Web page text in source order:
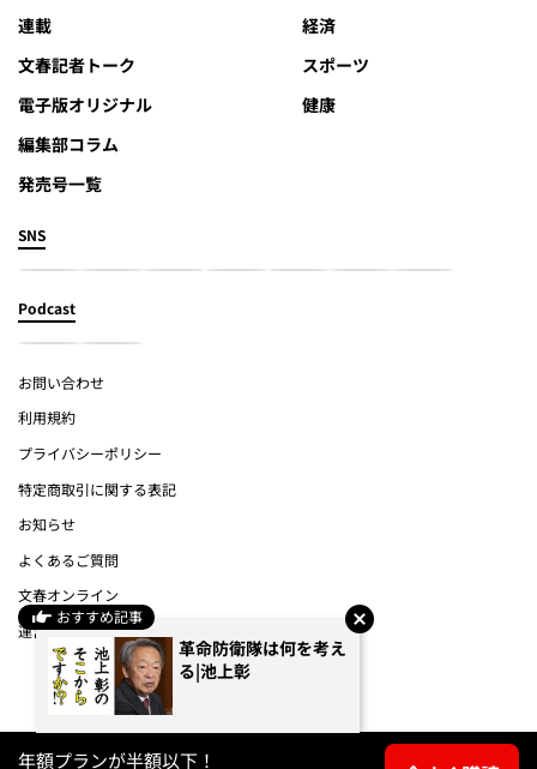
おすすめ記事
革命防衛隊は何を考え
る|池上彰
連載
文春記者トーク
電子版オリジナル
編集部コラム
発売号一覧
経済
スポーツ
健康
SNS
Podcast
お問い合わせ
利用規約
プライバシーポリシー
特定商取引に関する表記
お知らせ
よくあるご質問
文春オンライン
運営会社
(c) Bungeishunju Ltd.
年額プランが半額以下！